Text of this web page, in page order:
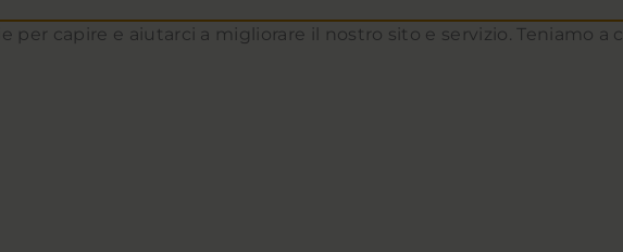
capire e aiutarci a migliorare il nostro sito e servizio. Teniamo